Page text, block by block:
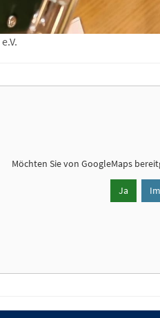
Möchten Sie vonGoogleMaps
Ja